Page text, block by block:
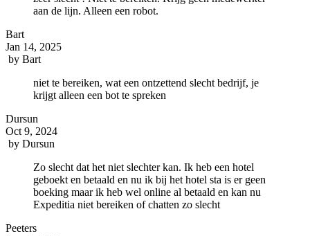
aan de lijn. Alleen een robot.
Bart
Jan 14, 2025
by Bart
niet te bereiken, wat een ontzettend slecht bedrijf, je
krijgt alleen een bot te spreken
Dursun
Oct 9, 2024
by Dursun
Zo slecht dat het niet slechter kan. Ik heb een hotel
geboekt en betaald en nu ik bij het hotel sta is er geen
boeking maar ik heb wel online al betaald en kan nu
Expeditia niet bereiken of chatten zo slecht
Peeters